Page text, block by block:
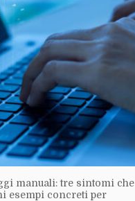
manuali: tre sintomi che
esempi concreti per